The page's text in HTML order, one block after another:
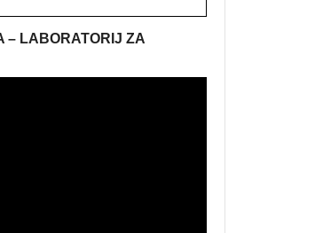
– LABORATORIJ ZA